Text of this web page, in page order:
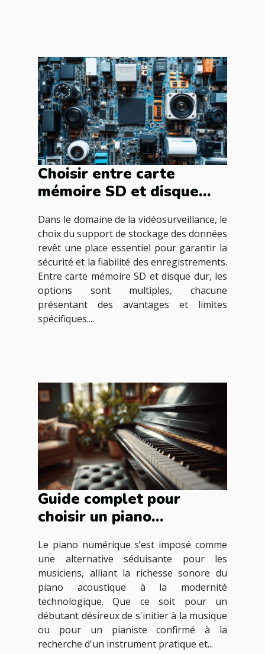
Choisir entre carte
mémoire SD et disque
vidéosurveillance
Dans le domaine de la vidéosurveillance, le
choix du support de stockage des données
revêt une place essentiel pour garantir la
sécurité et la fiabilité des enregistrements.
Entre carte mémoire SD et disque dur, les
options sont multiples, chacune
présentant des avantages et limites
spécifiques....
Guide complet pour
choisir un piano
besoins
Le piano numérique s’est imposé comme
une alternative séduisante pour les
musiciens, alliant la richesse sonore du
piano acoustique à la modernité
technologique. Que ce soit pour un
débutant désireux de s'initier à la musique
ou pour un pianiste confirmé à la
recherche d'un instrument pratique et...